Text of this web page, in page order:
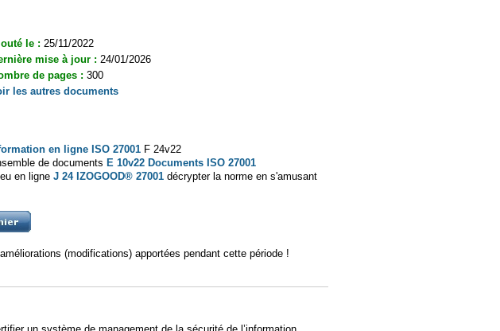
le : 25/11/2022
mise à jour : 24/01/2026
de pages : 300
les autres documents
en ligne ISO 27001 F 24v22
de documents E 10v22 Documents ISO 27001
en ligne J 24 IZOGOOD® 27001 décrypter la norme en s'amusant
(modifications) apportées pendant cette période !